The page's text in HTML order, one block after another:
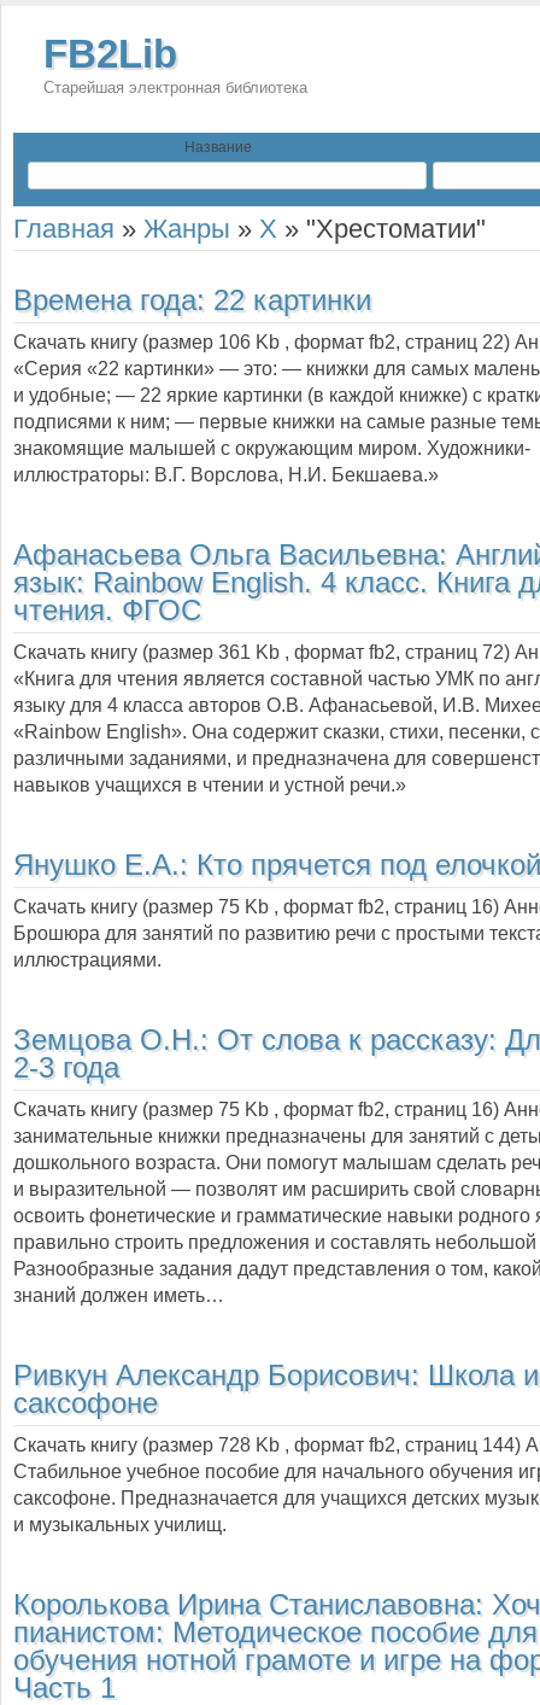
FB2Lib
Старейшая электронная библиотека
Название
Главная » Жанры » Х » "Хрестоматии"
Времена года: 22 картинки
Скачать книгу (размер 106 Kb , формат fb2, страниц 22)
«Серия «22 картинки» — это: — книжки для самых
и удобные; — 22 яркие картинки (в каждой книжке) с
подписями к ним; — первые книжки на самые разные
знакомящие малышей с окружающим миром. Художники-
иллюстраторы: В.Г. Ворслова, Н.И. Бекшаева.»
Афанасьева Ольга Васильевна:
язык: Rainbow English. 4 класс. Книга
чтения. ФГОС
Скачать книгу (размер 361 Kb , формат fb2, страниц 72)
«Книга для чтения является составной частью УМК по
языку для 4 класса авторов О.В. Афанасьевой, И.В.
«Rainbow English». Она содержит сказки, стихи, песенки,
различными заданиями, и предназначена для
навыков учащихся в чтении и устной речи.»
Янушко Е.А.: Кто прячется под
Скачать книгу (размер 75 Kb , формат fb2, страниц 16)
Брошюра для занятий по развитию речи с простыми
иллюстрациями.
Земцова О.Н.: От слова к рассказу:
2-3 года
Скачать книгу (размер 75 Kb , формат fb2, страниц 16)
занимательные книжки предназначены для занятий с
дошкольного возраста. Они помогут малышам сделать
и выразительной — позволят им расширить свой
освоить фонетические и грамматические навыки родного
правильно строить предложения и составлять небольшой
Разнообразные задания дадут представления о том,
знаний должен иметь…
Ривкун Александр Борисович: Школа
саксофоне
Скачать книгу (размер 728 Kb , формат fb2, страниц 144)
Стабильное учебное пособие для начального обучения
саксофоне. Предназначается для учащихся детских
и музыкальных училищ.
Королькова Ирина Станиславовна:
пианистом: Методическое пособие для
обучения нотной грамоте и игре на
Часть 1